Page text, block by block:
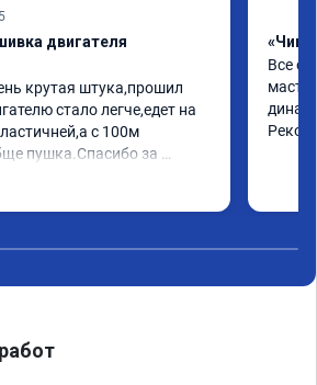
двигателя
крутая штука,прошил
стало легче,едет на
с 100м
пушка.Спасибо за
здоровья,развития и
«Чип
Все